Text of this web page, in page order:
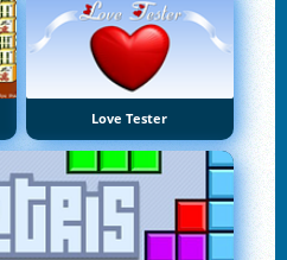
Love Tester